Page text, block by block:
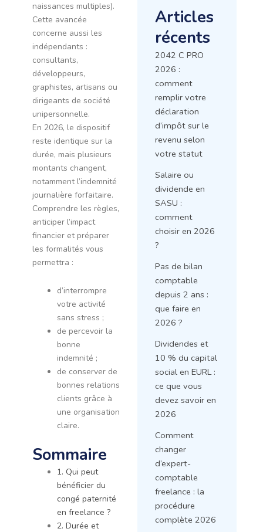
naissances multiples).
Cette avancée
concerne aussi les
indépendants :
consultants,
développeurs,
graphistes, artisans ou
dirigeants de société
unipersonnelle.
En 2026, le dispositif
reste identique sur la
durée, mais plusieurs
montants changent,
notamment l’indemnité
journalière forfaitaire.
Comprendre les règles,
anticiper l’impact
financier et préparer
les formalités vous
permettra :
d’interrompre
votre activité
sans stress ;
de percevoir la
bonne
indemnité ;
de conserver de
bonnes relations
clients grâce à
une organisation
claire.
Sommaire
1. Qui peut
bénéficier du
congé paternité
en freelance ?
2. Durée et
Articles
récents
2042 C PRO
2026 :
comment
remplir votre
déclaration
d’impôt sur le
revenu selon
votre statut
Salaire ou
dividende en
SASU :
comment
choisir en 2026
?
Pas de bilan
comptable
depuis 2 ans :
que faire en
2026 ?
Dividendes et
10 % du capital
social en EURL :
ce que vous
devez savoir en
2026
Comment
changer
d’expert-
comptable
freelance : la
procédure
complète 2026